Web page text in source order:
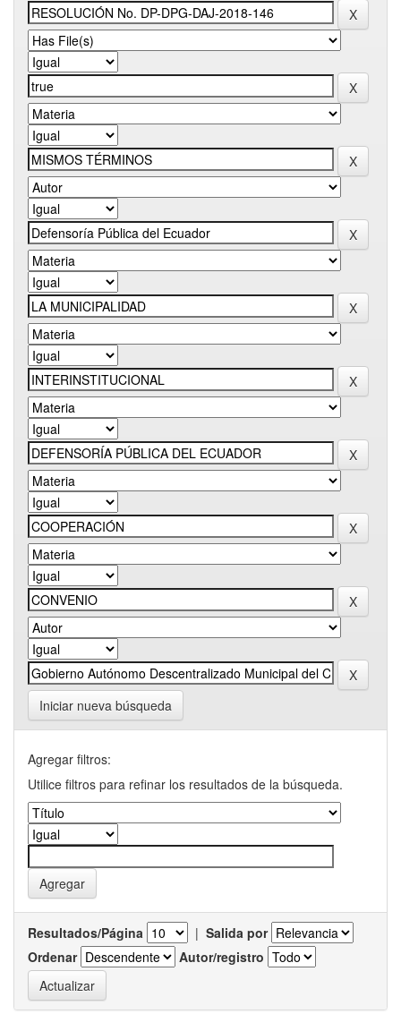
Iniciar nueva búsqueda
Agregar filtros:
Utilice filtros para refinar los resultados de la búsqueda.
Resultados/Página | Salida por
Ordenar
Autor/registro